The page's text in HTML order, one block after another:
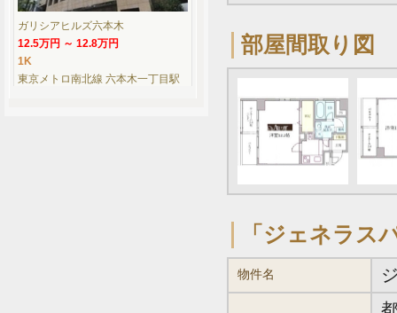
部屋間取り図
「ジェネラス
物件名
ガリシアヒルズ六本木
12.5万円 ～ 12.8万円
1K
東京メトロ南北線 六本木一丁目駅